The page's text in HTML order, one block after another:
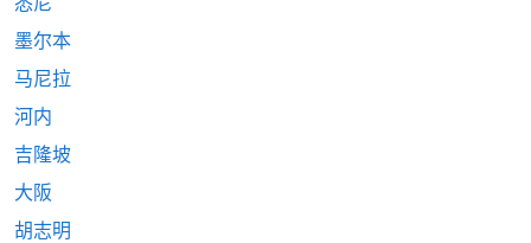
墨尔本
马尼拉
河内
吉隆坡
大阪
胡志明